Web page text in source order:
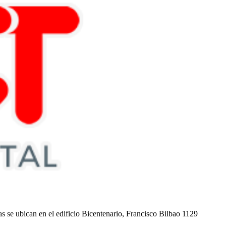
se ubican en el edificio Bicentenario, Francisco Bilbao 1129